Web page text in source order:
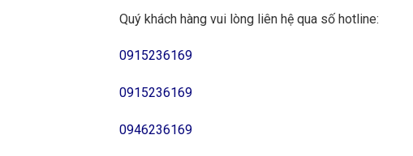
Quý khách hàng vui lòng liên hệ qua số hotline:
0915236169
0915236169
0946236169